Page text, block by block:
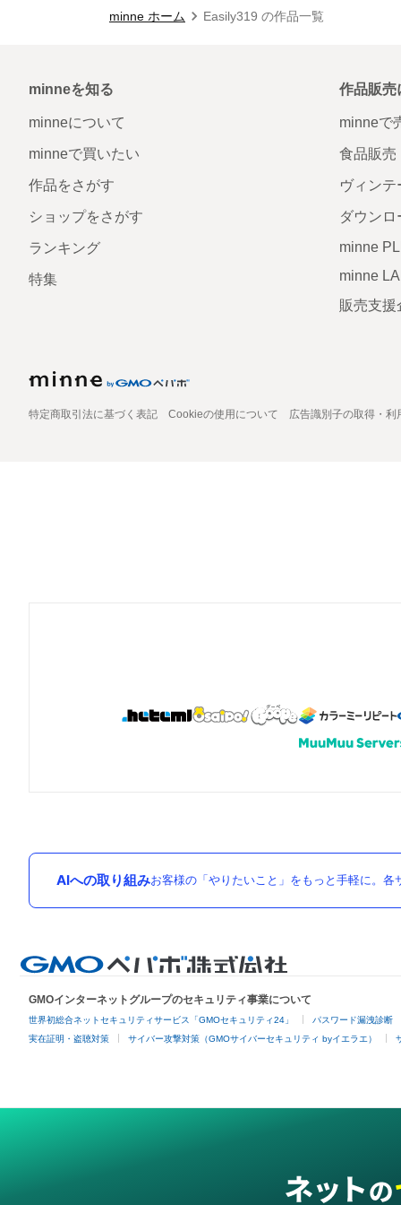
minne ホーム Easily319 の作品一覧
minneを知る
minneについて
minneで買いたい
作品をさがす
ショップをさがす
ランキング
特集
作品販売
minneで
食品販売
ヴィンテ
ダウンロ
minne
minne
販売支援
特定商取引法に基づく表記 Cookieの使用について 広告識別子の取得・利
AIへの取り組みお客様の「やりたいこと」をもっと手軽に。各
GMOインターネットグループのセキュリティ事業について
世界初総合ネットセキュリティサービス「GMOセキュリティ24」 パスワード漏洩診断
実在証明・盗聴対策 サイバー攻撃対策（GMOサイバーセキュリティ byイエラエ）